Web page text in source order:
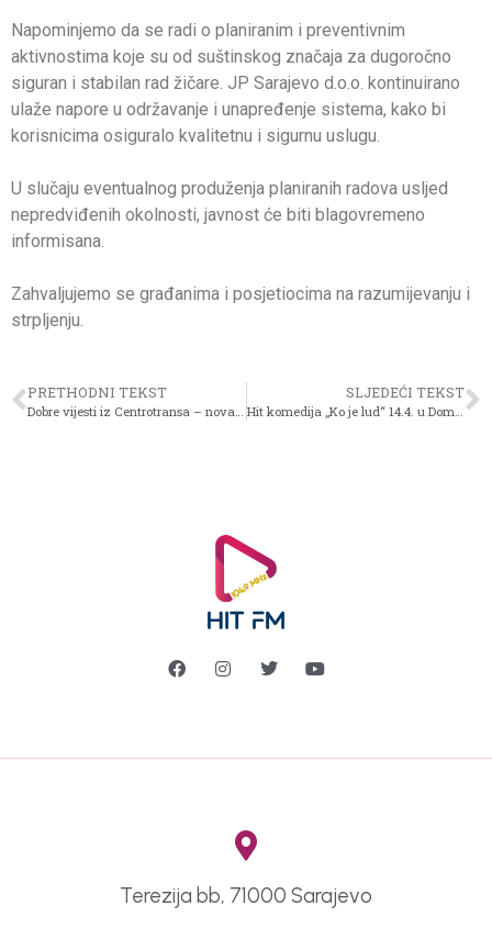
Napominjemo da se radi o planiranim i preventivnim
aktivnostima koje su od suštinskog značaja za dugoročno
siguran i stabilan rad žičare. JP Sarajevo d.o.o. kontinuirano
ulaže napore u održavanje i unapređenje sistema, kako bi
korisnicima osiguralo kvalitetnu i sigurnu uslugu.
U slučaju eventualnog produženja planiranih radova usljed
nepredviđenih okolnosti, javnost će biti blagovremeno
informisana.
Zahvaljujemo se građanima i posjetiocima na razumijevanju i
strpljenju.
PRETHODNI TEKST SLJEDEĆI TEKST
Terezija bb, 71000 Sarajevo